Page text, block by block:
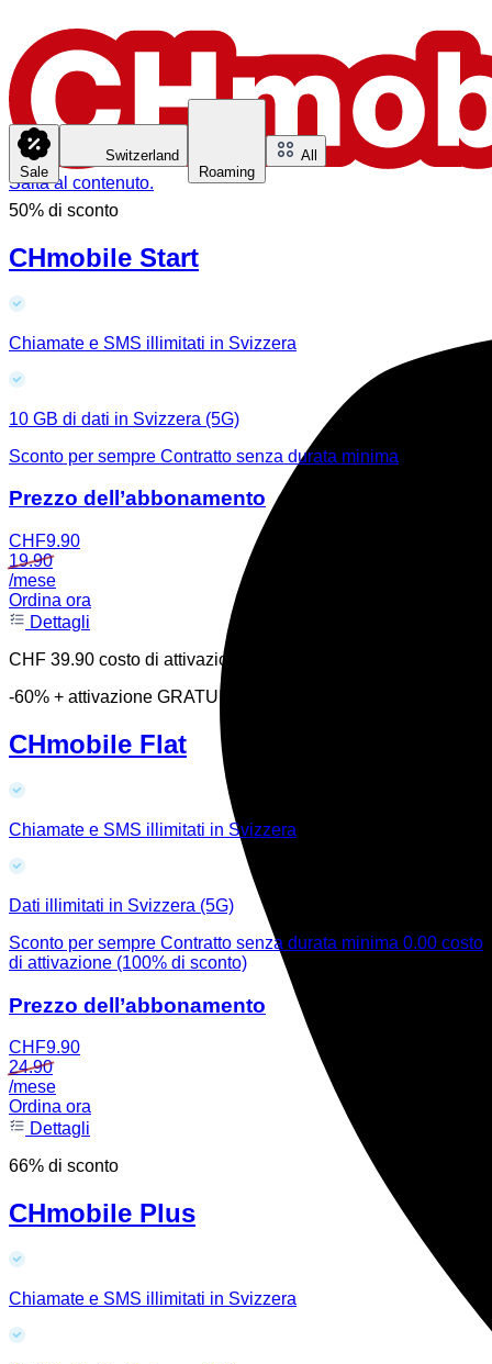
Salta al contenuto.
Sale
Switzerland
Roaming
All
50% di sconto
CHmobile Start
Chiamate e SMS illimitati in Svizzera
10 GB di dati in Svizzera (5G)
Sconto per sempre Contratto senza durata minima
Prezzo dell’abbonamento
CHF9.90
19.90
/mese
Ordina ora
Dettagli
CHF 39.90 costo di attivazione
-60% + attivazione GRATUITA
CHmobile Flat
Chiamate e SMS illimitati in Svizzera
Dati illimitati in Svizzera (5G)
Sconto per sempre Contratto senza durata minima 0.00 costo
di attivazione (100% di sconto)
Prezzo dell’abbonamento
CHF9.90
24.90
/mese
Ordina ora
Dettagli
66% di sconto
CHmobile Plus
Chiamate e SMS illimitati in Svizzera